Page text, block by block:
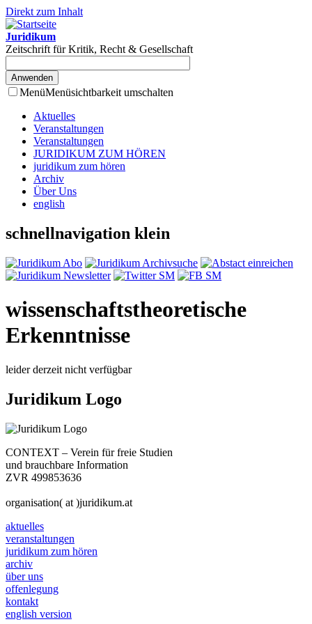
Direkt zum Inhalt
Juridikum
Zeitschrift für Kritik, Recht & Gesellschaft
MenüMenüsichtbarkeit umschalten
Aktuelles
Veranstaltungen
Veranstaltungen
JURIDIKUM ZUM HÖREN
juridikum zum hören
Archiv
Über Uns
english
schnellnavigation klein
wissenschaftstheoretische
Erkenntnisse
leider derzeit nicht verfügbar
Juridikum Logo
CONTEXT – Verein für freie Studien
und brauchbare Information
ZVR 499853636
organisation( at )juridikum.at
aktuelles
veranstaltungen
juridikum zum hören
archiv
über uns
offenlegung
kontakt
english version